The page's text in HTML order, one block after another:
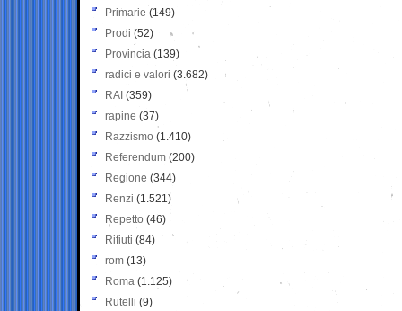
Primarie (149)
Prodi (52)
Provincia (139)
radici e valori (3.682)
RAI (359)
rapine (37)
Razzismo (1.410)
Referendum (200)
Regione (344)
Renzi (1.521)
Repetto (46)
Rifiuti (84)
rom (13)
Roma (1.125)
Rutelli (9)